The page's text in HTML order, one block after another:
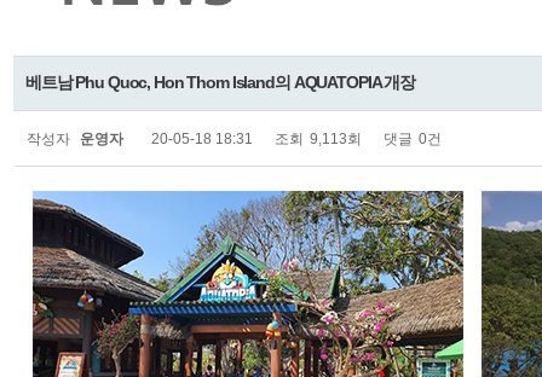
베트남 Phu Quoc, Hon Thom Island의 AQUATOPIA 개장
작성자 운영자 20-05-18 18:31 조회 9,113회 댓글 0건